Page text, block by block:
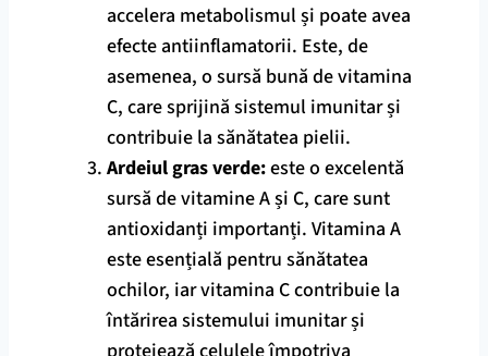
accelera metabolismul și poate avea
efecte antiinflamatorii. Este, de
asemenea, o sursă bună de vitamina
C, care sprijină sistemul imunitar și
contribuie la sănătatea pielii.
Ardeiul gras verde:este o excelentă
sursă de vitamine A și C, care sunt
antioxidanți importanți. Vitamina A
este esențială pentru sănătatea
ochilor, iar vitamina C contribuie la
întărirea sistemului imunitar și